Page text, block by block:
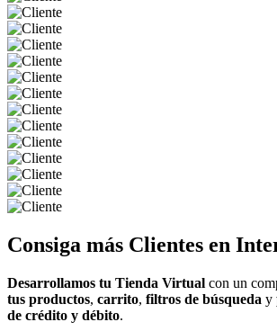
Consiga más Clientes en
Desarrollamos tu Tienda Virtual con un
tus productos, carrito, filtros de búsqueda y
de crédito y débito.